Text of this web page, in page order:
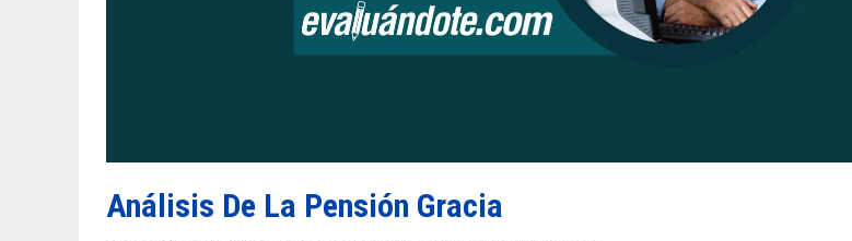
Análisis De La Pensión Gracia